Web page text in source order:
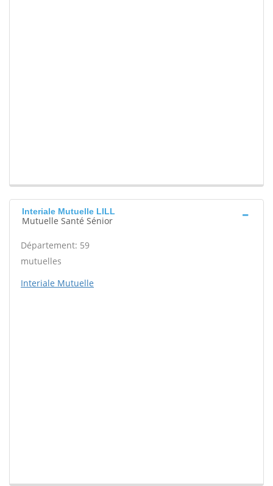
Interiale Mutuelle LILL
Mutuelle Santé Sénior
Département: 59
mutuelles
Interiale Mutuelle